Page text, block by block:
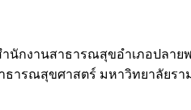
ำนักงานสาธารณสุขอำเภอปลาย
ธารณสุขศาสตร์ มหาวิทยาลัยรา